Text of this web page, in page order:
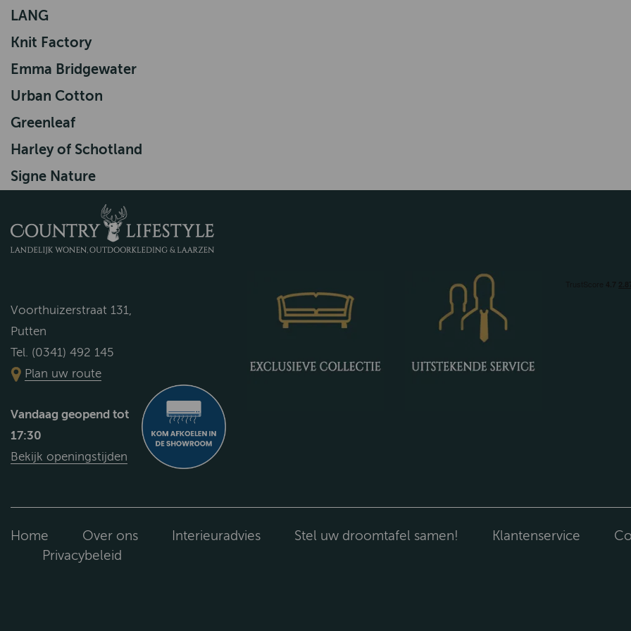
LANG
Knit Factory
Emma Bridgewater
Urban Cotton
Greenleaf
Harley of Schotland
Signe Nature
Voorthuizerstraat 131,
Putten
Tel. (0341) 492 145
Plan uw route
Vandaag geopend tot
17:30
Bekijk openingstijden
Home Over ons Interieuradvies Stel uw droomtafel samen! Klantenservice
Privacybeleid